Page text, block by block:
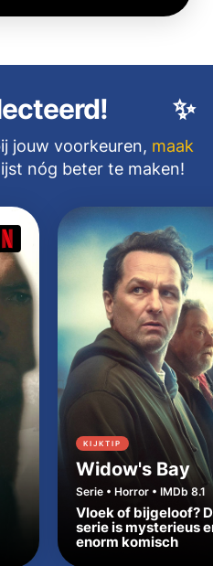
✨
jouw voorkeuren, maak
nóg beter te maken!
KIJKTIP
Widow's Bay
Serie • Horror • IMDb 8.1
Vloek of bijgeloof?
serie is mysterieus
enorm komisch